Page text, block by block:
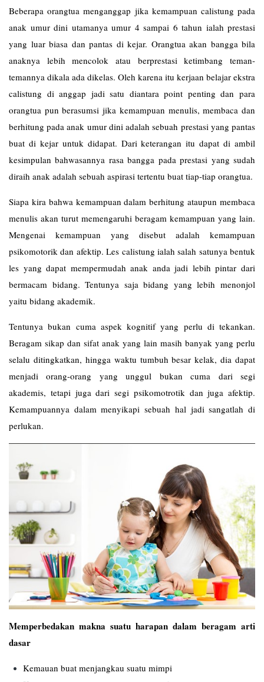
Beberapa orangtua menganggap jika kemampuan calistung pada
anak umur dini utamanya umur 4 sampai 6 tahun ialah prestasi
yang luar biasa dan pantas di kejar. Orangtua akan bangga bila
anaknya lebih mencolok atau berprestasi ketimbang teman-
temannya dikala ada dikelas. Oleh karena itu kerjaan belajar ekstra
calistung di anggap jadi satu diantara point penting dan para
orangtua pun berasumsi jika kemampuan menulis, membaca dan
berhitung pada anak umur dini adalah sebuah prestasi yang pantas
buat di kejar untuk didapat. Dari keterangan itu dapat di ambil
kesimpulan bahwasannya rasa bangga pada prestasi yang sudah
diraih anak adalah sebuah aspirasi tertentu buat tiap-tiap orangtua.
Siapa kira bahwa kemampuan dalam berhitung ataupun membaca
menulis akan turut memengaruhi beragam kemampuan yang lain.
Mengenai kemampuan yang disebut adalah kemampuan
psikomotorik dan afektip. Les calistung ialah salah satunya bentuk
les yang dapat mempermudah anak anda jadi lebih pintar dari
bermacam bidang. Tentunya saja bidang yang lebih menonjol
yaitu bidang akademik.
Tentunya bukan cuma aspek kognitif yang perlu di tekankan.
Beragam sikap dan sifat anak yang lain masih banyak yang perlu
selalu ditingkatkan, hingga waktu tumbuh besar kelak, dia dapat
menjadi orang-orang yang unggul bukan cuma dari segi
akademis, tetapi juga dari segi psikomotrotik dan juga afektip.
Kemampuannya dalam menyikapi sebuah hal jadi sangatlah di
perlukan.
Memperbedakan makna suatu harapan dalam beragam arti
dasar
Kemauan buat menjangkau suatu mimpi